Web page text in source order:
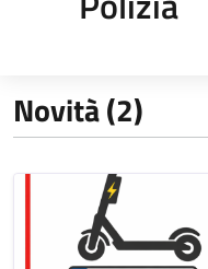
Novità (2)